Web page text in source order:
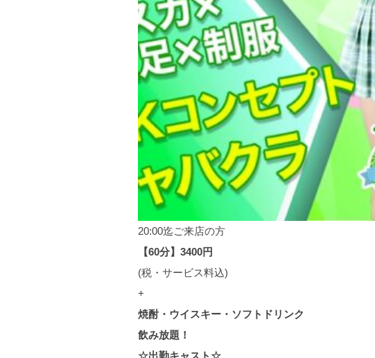
20:00迄ご来店の方
【60分】3400円
(税・サービス料込)
+
焼酎・ウイスキー・ソフトドリンク
飲み放題！
☆出勤キャスト☆